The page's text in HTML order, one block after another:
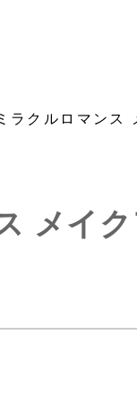
ラクルロマンス
メイ